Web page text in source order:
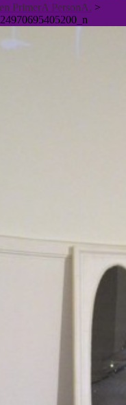
PrimerA PersonA. >